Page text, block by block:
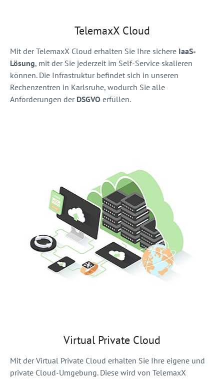
TelemaxX Cloud
Mit der TelemaxX Cloud erhalten Sie Ihre sichere IaaS-
Lösung, mit der Sie jederzeit im Self-Service skalieren
können. Die Infrastruktur befindet sich in unseren
Rechenzentren in Karlsruhe, wodurch Sie alle
Anforderungen der DSGVO erfüllen.
Virtual Private Cloud
Mit der Virtual Private Cloud erhalten Sie Ihre eigene und
private Cloud-Umgebung. Diese wird von TelemaxX